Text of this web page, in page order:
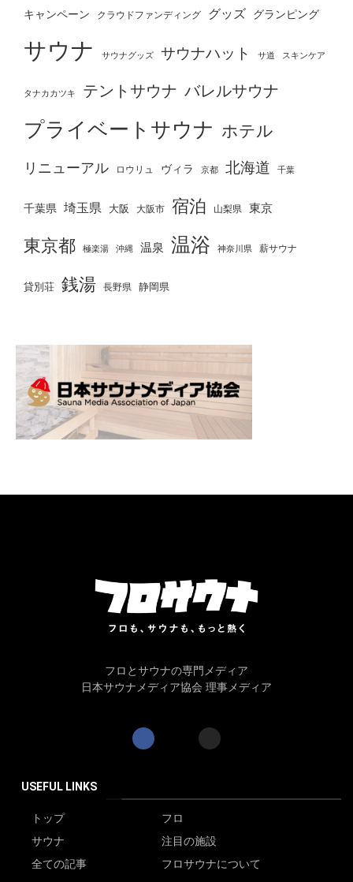
キャンペーン クラウドファンディング グッズ グランピング
サウナ サウナグッズ サウナハット サ道 スキンケア
タナカカツキ テントサウナ バレルサウナ
プライベートサウナ ホテル
リニューアル ロウリュ ヴィラ 京都 北海道 千葉
千葉県 埼玉県 大阪 大阪市 宿泊 山梨県 東京
東京都 極楽湯 沖縄 温泉 温浴 神奈川県 薪サウナ
貸別荘 銭湯 長野県 静岡県
フロとサウナの専門メディア
日本サウナメディア協会 理事メディア
USEFUL LINKS
トップ
フロ
サウナ
注目の施設
全ての記事
フロサウナについて